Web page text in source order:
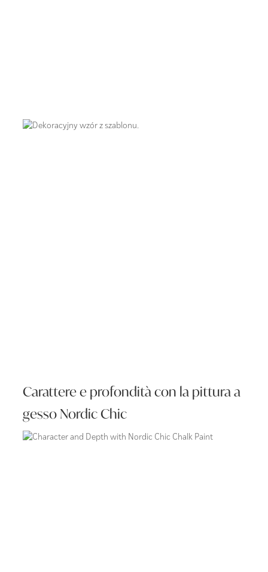
Carattere e profondità con la pittura a
gesso Nordic Chic